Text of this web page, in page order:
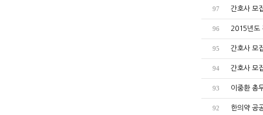
97 간호사 모
96 2015년도
95 간호사 모
94 간호사 모
93 이중환 총
92 한의약 공